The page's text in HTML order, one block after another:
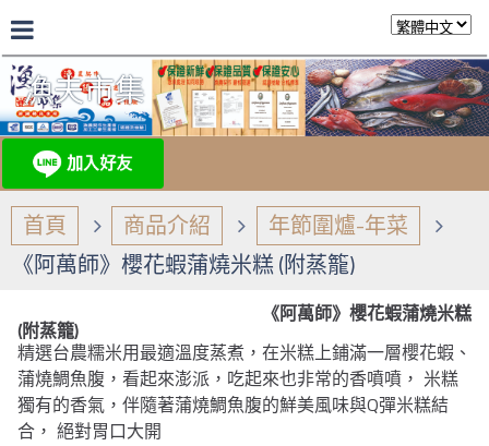
漁夫市集
首頁 商品介紹
年節圍爐-年菜
《阿萬師》櫻花蝦蒲燒米糕 (附蒸籠)
《阿萬師》櫻花蝦蒲燒米糕
(附蒸籠)
精選台農糯米用最適溫度蒸煮，在米糕上鋪滿一層櫻花蝦、
蒲燒鯛魚腹，看起來澎派，吃起來也非常的香噴噴， 米糕
獨有的香氣，伴隨著蒲燒鯛魚腹的鮮美風味與Q彈米糕結
合， 絕對胃口大開